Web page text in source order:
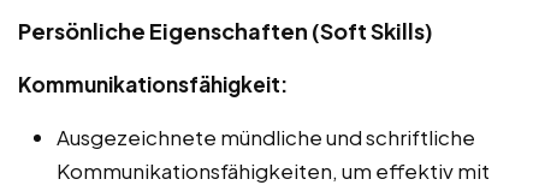
Persönliche Eigenschaften (Soft Skills)
Kommunikationsfähigkeit:
Ausgezeichnete mündliche und schriftliche
Kommunikationsfähigkeiten, um effektiv mit